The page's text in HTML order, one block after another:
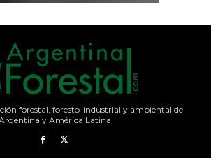
forestal, foresto-industrial y ambiental de
y América Latina